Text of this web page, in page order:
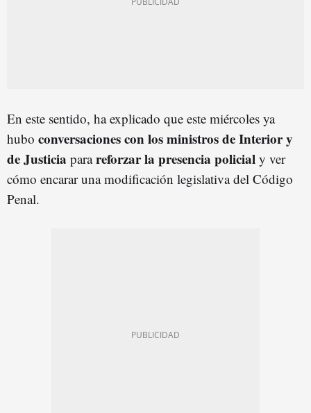
En este sentido, ha explicado que este miércoles ya
hubo conversaciones con los ministros de Interior y
de Justicia parareforzarla presencia policial y ver
cómo encarar una modificación legislativa del Código
Penal.